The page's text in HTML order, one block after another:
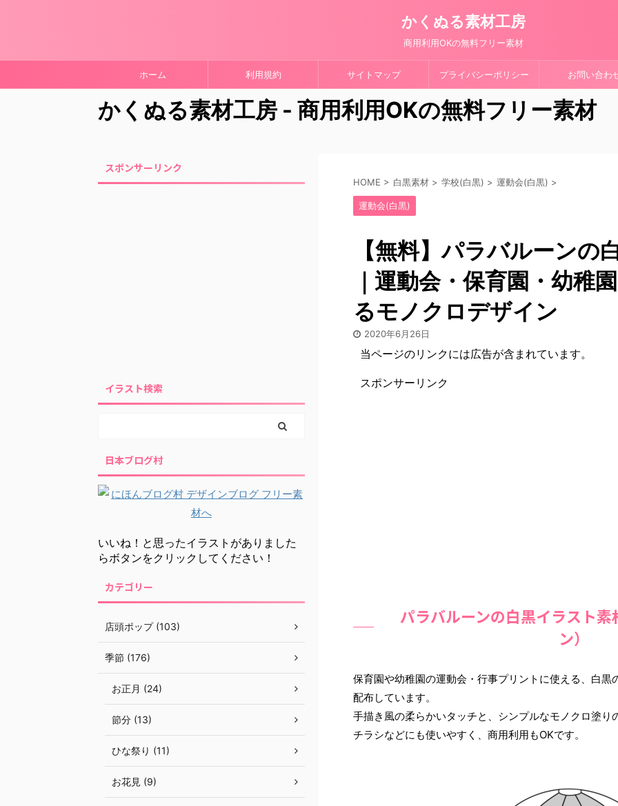
かくぬる素材工房
商用利用OKの無料フリー素材
ホーム 利用規約 サイトマップ プライバシーポリシー お問い合わ
かくぬる素材工房 - 商用利用OKの無料フリー素材
HOME > 白黒素材 > 学校(白黒) > 運動会(白黒) >
運動会(白黒)
【無料】パラバルーンの
｜運動会・保育園・幼稚
るモノクロデザイン
2020年6月26日
当ページのリンクには広告が含まれています。
スポンサーリンク
パラバルーンの白黒イラスト
ン）
保育園や幼稚園の運動会・行事プリントに使える、白
配布しています。
手描き風の柔らかいタッチと、シンプルなモノクロ塗
チラシなどにも使いやすく、商用利用もOKです。
スポンサーリンク
イラスト検索
日本ブログ村
いいね！と思ったイラストがありました
らボタンをクリックしてください！
カテゴリー
店頭ポップ (103)
季節 (176)
お正月 (24)
節分 (13)
ひな祭り (11)
お花見 (9)